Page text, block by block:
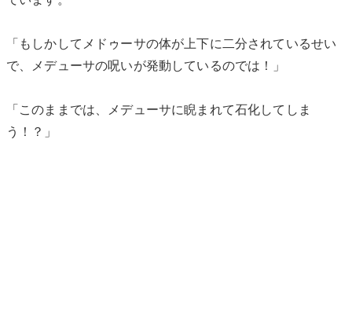
「もしかしてメドゥーサの体が上下に二分されているせい
で、メデューサの呪いが発動しているのでは！」
「このままでは、メデューサに睨まれて石化してしま
う！？」